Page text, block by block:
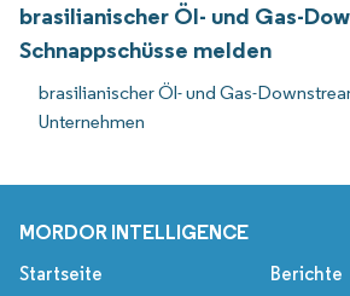
brasilianischer Öl- und Gas-
Schnappschüsse melden
brasilianischer Öl- und Gas-
Unternehmen
MORDOR INTELLIGENCE
Startseite Berichte